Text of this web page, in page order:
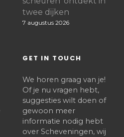
twee dijken
7 augustus 2026
GET IN TOUCH
We horen graag van je!
Of je nu vragen hebt,
suggesties wilt doen of
gewoon meer
informatie nodig hebt
over Scheveningen, wij